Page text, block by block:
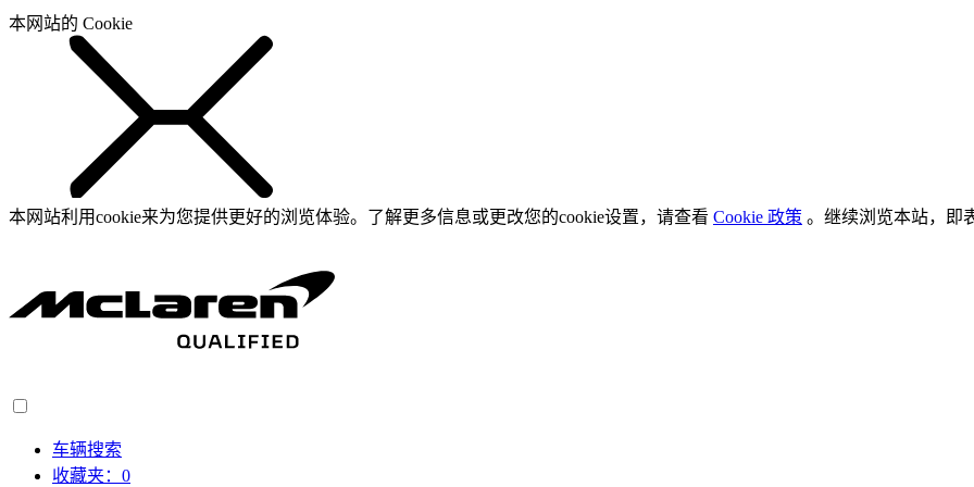
本网站的 Cookie
本网站利用cookie来为您提供更好的浏览体验。了解更多信息或更改您的cookie设置，请查看 Cookie 政策 。继续浏览本站，即
车辆搜索
收藏夹： 0